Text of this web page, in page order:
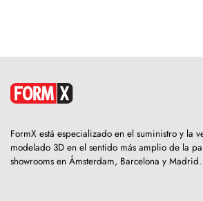
FormX está especializado en el suministro y la
modelado 3D en el sentido más amplio de la
showrooms en Ámsterdam, Barcelona y Madrid.